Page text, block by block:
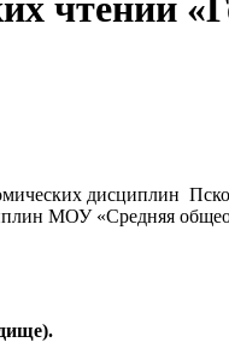
чтений
дисциплин
МОУ «Средняя